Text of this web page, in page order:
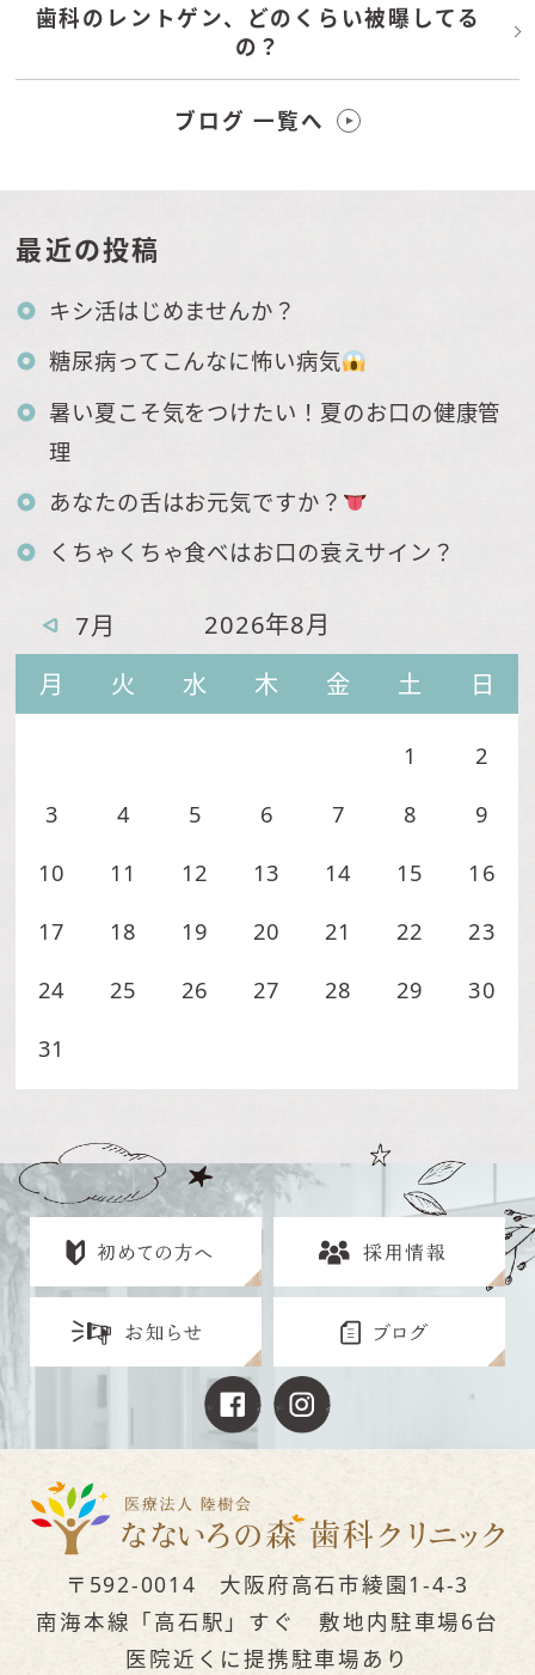
歯科のレントゲン、どのくらい被曝してる
の？
ブログ 一覧へ
最近の投稿
キシ活はじめませんか？
糖尿病ってこんなに怖い病気
暑い夏こそ気をつけたい！夏のお口の健康管
理
あなたの舌はお元気ですか？
くちゃくちゃ食べはお口の衰えサイン？
2026年8月
月
火 水 木 金 土 日
7月
1
2
3
4 5 6 7 8
9
10
11 12 13 14 15
16
17
18 19 20 21 22
23
24
25 26 27 28 29
30
31
〒592-0014 大阪府高石市綾園1-4-3
南海本線「高石駅」すぐ 敷地内駐車場6台
医院近くに提携駐車場あり